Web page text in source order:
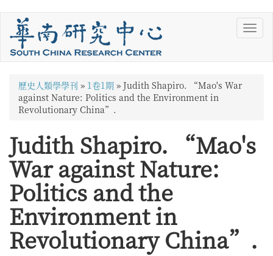
您
在
裡
歷史人類學學刊 » 1卷1期 » Judith Shapiro. “Mao's War
against Nature: Politics and the Environment in
Revolutionary China”.
Judith Shapiro. “Mao's
War against Nature:
Politics and the
Environment in
Revolutionary China”.